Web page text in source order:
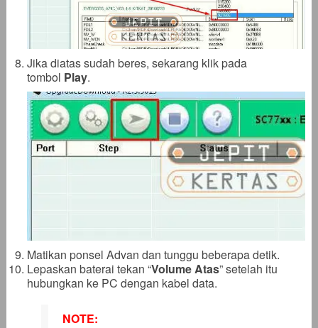
Jika diatas sudah beres, sekarang klik pada
tombol Play.
Matikan ponsel Advan dan tunggu beberapa detik.
Lepaskan baterai tekan “Volume Atas” setelah itu
hubungkan ke PC dengan kabel data.
NOTE: